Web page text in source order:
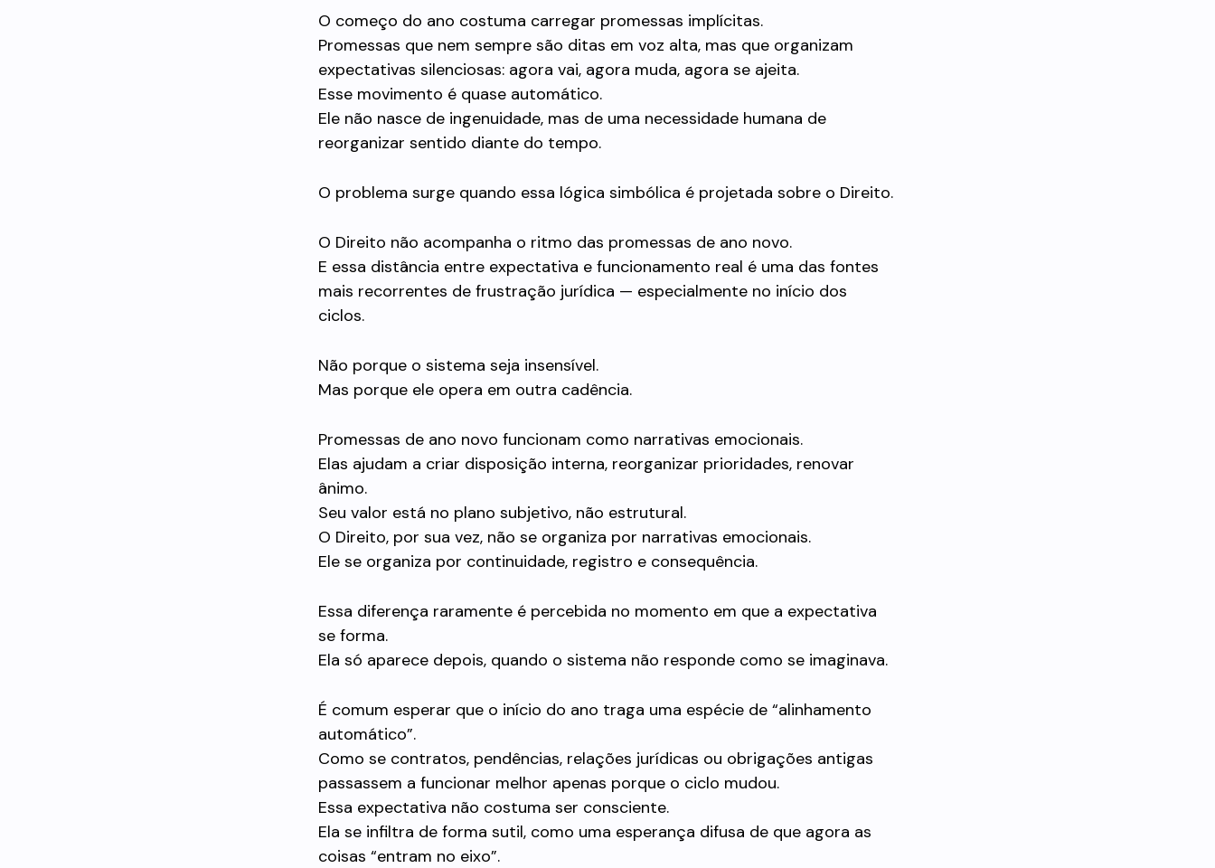
O começo do ano costuma carregar promessas implícitas.
Promessas que nem sempre são ditas em voz alta, mas que organizam
expectativas silenciosas: agora vai, agora muda, agora se ajeita.
Esse movimento é quase automático.
Ele não nasce de ingenuidade, mas de uma necessidade humana de
reorganizar sentido diante do tempo.
O problema surge quando essa lógica simbólica é projetada sobre o Direito.
O Direito não acompanha o ritmo das promessas de ano novo.
E essa distância entre expectativa e funcionamento real é uma das fontes
mais recorrentes de frustração jurídica — especialmente no início dos
ciclos.
Não porque o sistema seja insensível.
Mas porque ele opera em outra cadência.
Promessas de ano novo funcionam como narrativas emocionais.
Elas ajudam a criar disposição interna, reorganizar prioridades, renovar
ânimo.
Seu valor está no plano subjetivo, não estrutural.
O Direito, por sua vez, não se organiza por narrativas emocionais.
Ele se organiza por continuidade, registro e consequência.
Essa diferença raramente é percebida no momento em que a expectativa
se forma.
Ela só aparece depois, quando o sistema não responde como se imaginava.
É comum esperar que o início do ano traga uma espécie de “alinhamento
automático”.
Como se contratos, pendências, relações jurídicas ou obrigações antigas
passassem a funcionar melhor apenas porque o ciclo mudou.
Essa expectativa não costuma ser consciente.
Ela se infiltra de forma sutil, como uma esperança difusa de que agora as
coisas “entram no eixo”.